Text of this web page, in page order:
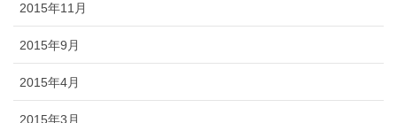
2015年11月
2015年9月
2015年4月
2015年3月